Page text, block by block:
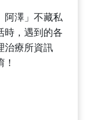
阿澤」不藏私
時，遇到的各
治療所資訊